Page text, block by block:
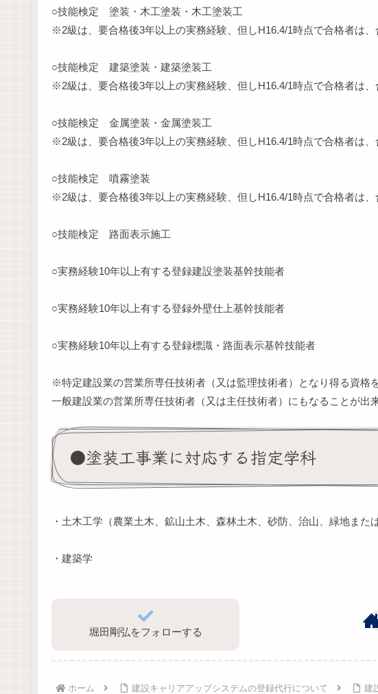
○技能検定 塗装・木工塗装・木工塗装工
※2級は、要合格後3年以上の実務経験、但しH16.4/1時点で合格者は、
○技能検定 建築塗装・建築塗装工
※2級は、要合格後3年以上の実務経験、但しH16.4/1時点で合格者は、
○技能検定 金属塗装・金属塗装工
※2級は、要合格後3年以上の実務経験、但しH16.4/1時点で合格者は、
○技能検定 噴霧塗装
※2級は、要合格後3年以上の実務経験、但しH16.4/1時点で合格者は、
○技能検定 路面表示施工
○実務経験10年以上有する登録建設塗装基幹技能者
○実務経験10年以上有する登録外壁仕上基幹技能者
○実務経験10年以上有する登録標識・路面表示基幹技能者
※特定建設業の営業所専任技術者（又は監理技術者）となり得る資格
一般建設業の営業所専任技術者（又は主任技術者）にもなることが出来
●塗装工事業に対応する指定学科
・土木工学（農業土木、鉱山土木、森林土木、砂防、治山、緑地また
・建築学
堀田剛弘をフォローする
ホーム 建設キャリアアップシステムの登録代行について 建